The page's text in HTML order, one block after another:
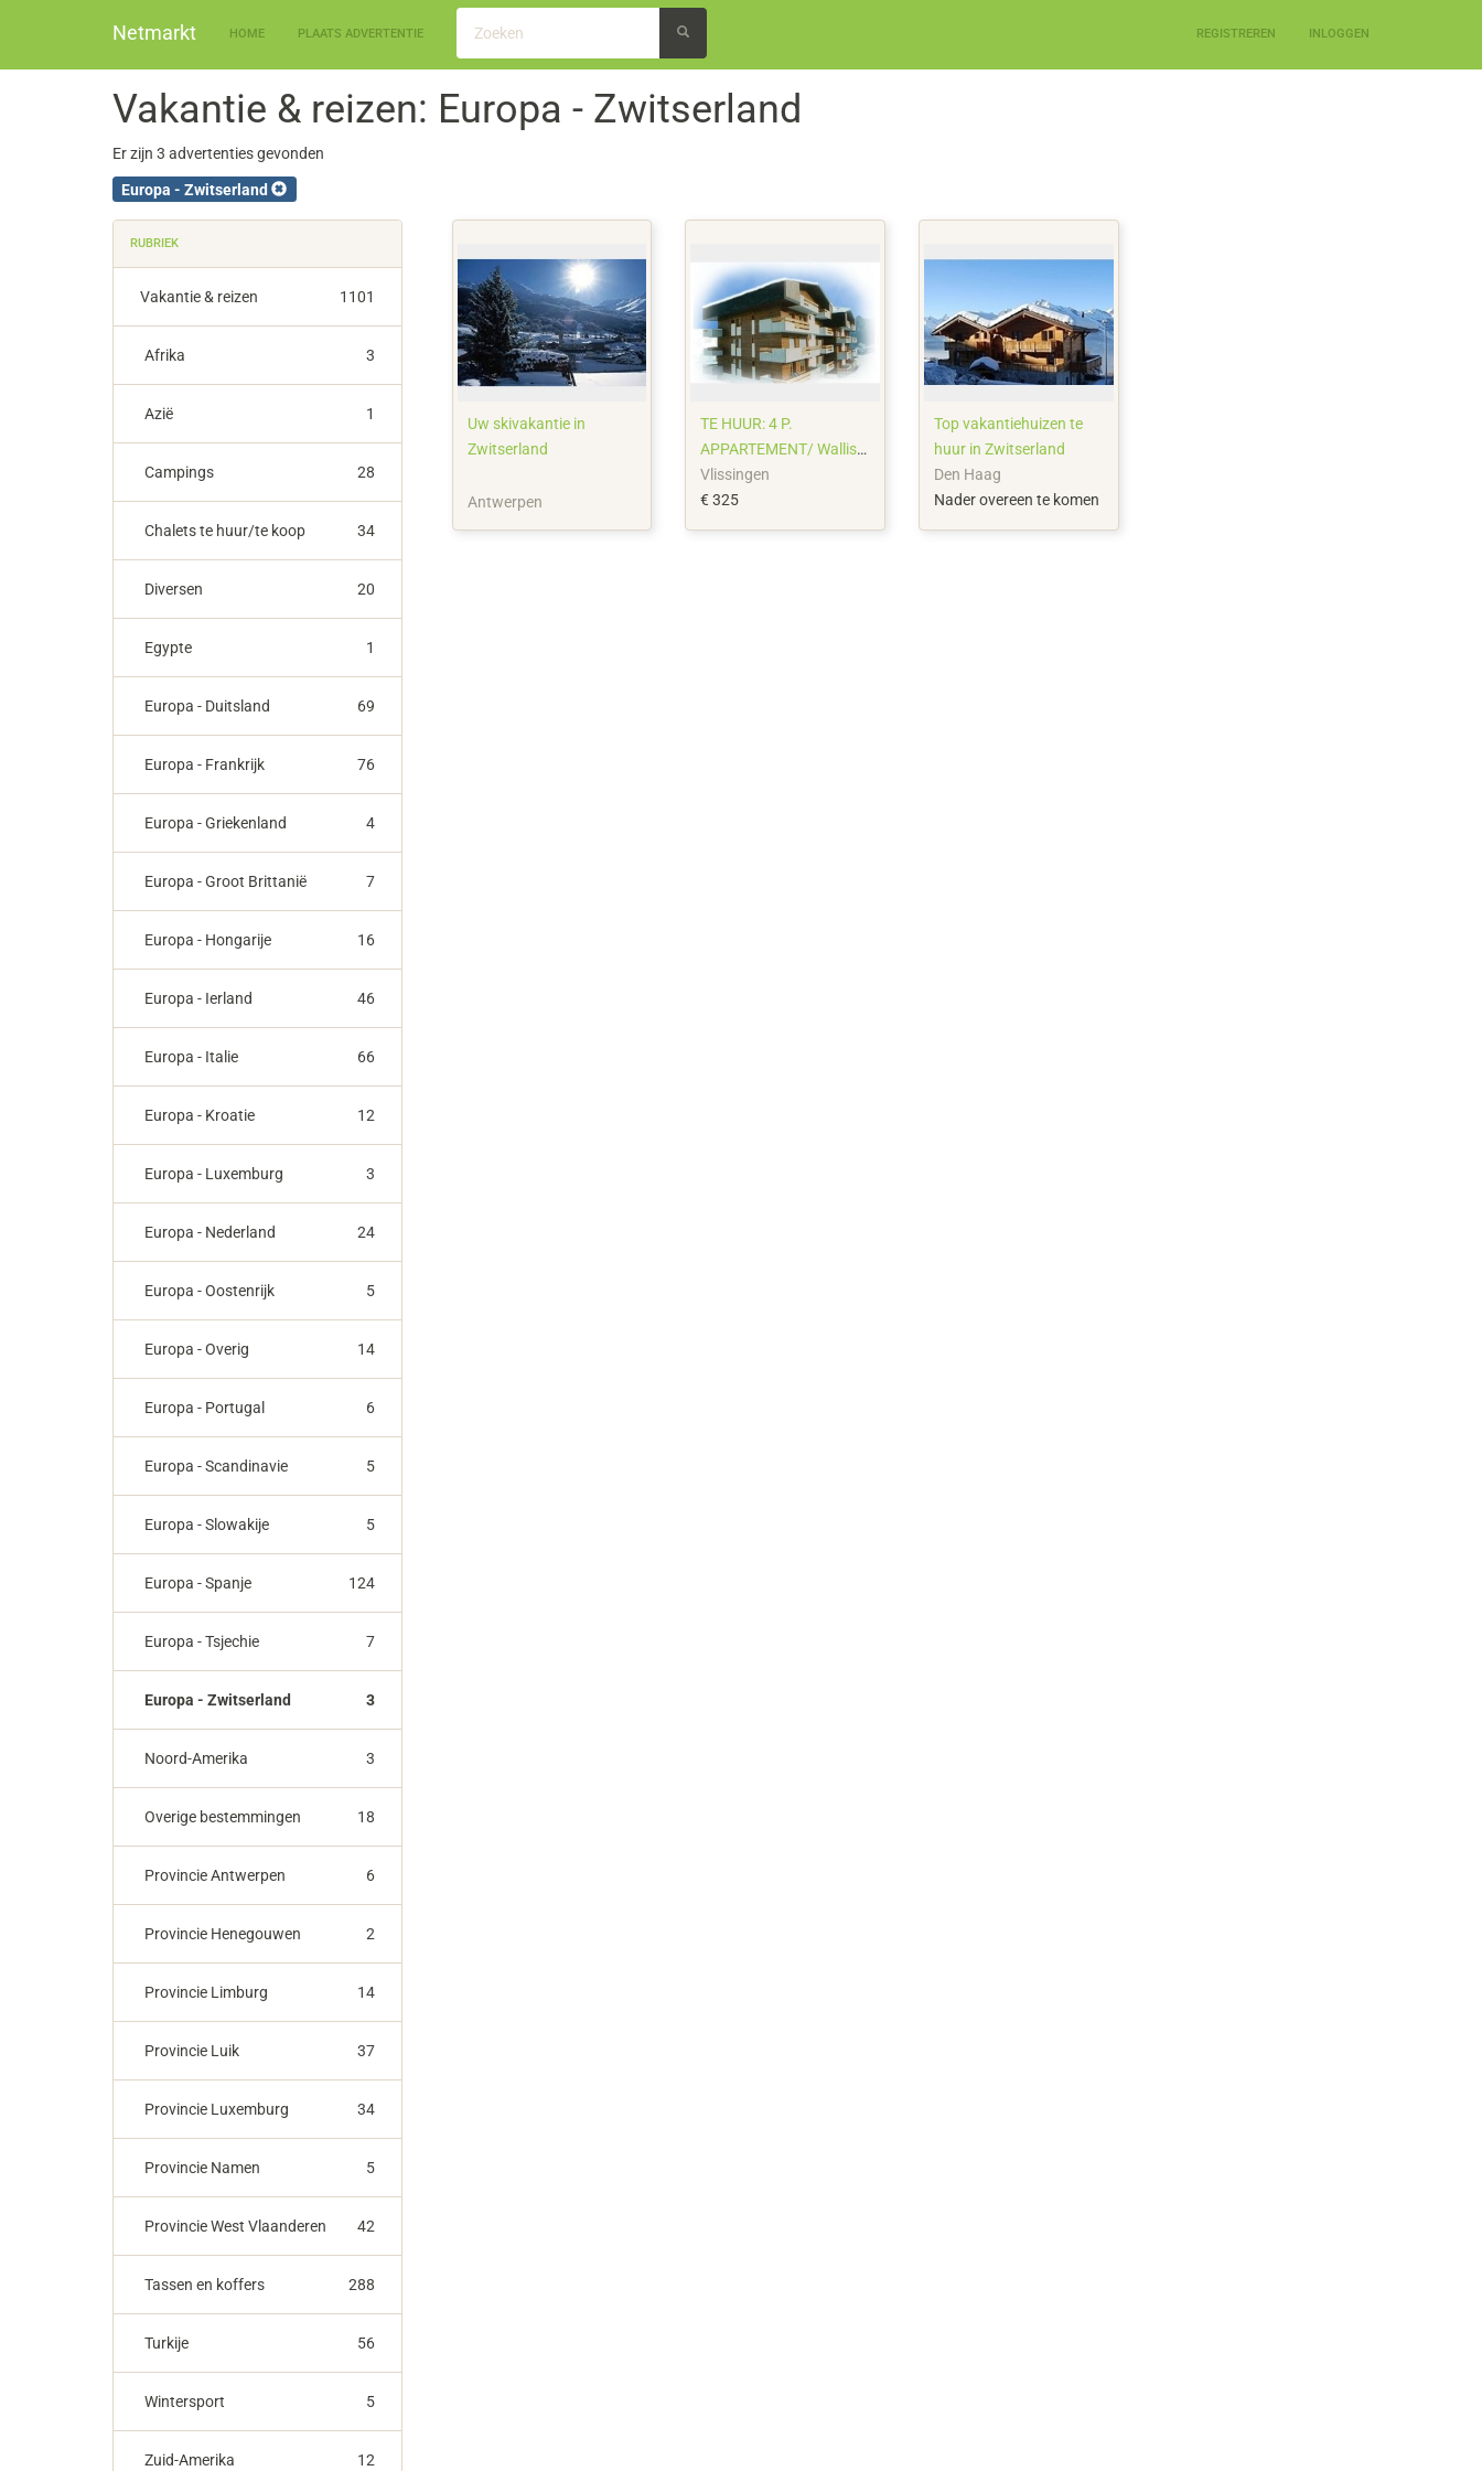
Netmarkt HOME PLAATS ADVERTENTIE REGISTREREN INLOGGEN
Vakantie & reizen: Europa - Zwitserland
Er zijn 3 advertenties gevonden
Europa - Zwitserland
RUBRIEK
Vakantie & reizen 1101
Afrika 3
Azië 1
Campings 28
Chalets te huur/te koop 34
Diversen 20
Egypte 1
Europa - Duitsland 69
Europa - Frankrijk 76
Europa - Griekenland 4
Europa - Groot Brittanië 7
Europa - Hongarije 16
Europa - Ierland 46
Europa - Italie 66
Europa - Kroatie 12
Europa - Luxemburg 3
Europa - Nederland 24
Europa - Oostenrijk 5
Europa - Overig 14
Europa - Portugal 6
Europa - Scandinavie 5
Europa - Slowakije 5
Europa - Spanje 124
Europa - Tsjechie 7
Europa - Zwitserland 3
Noord-Amerika 3
Overige bestemmingen 18
Provincie Antwerpen 6
Provincie Henegouwen 2
Provincie Limburg 14
Provincie Luik 37
Provincie Luxemburg 34
Provincie Namen 5
Provincie West Vlaanderen 42
Tassen en koffers 288
Turkije 56
Wintersport 5
Zuid-Amerika 12
Uw skivakantie in
Zwitserland
Antwerpen
TE HUUR: 4 P.
APPARTEMENT/ Wallis/
La Tzoumaz;
ONTHAASTEN.
Vlissingen
€ 325
Top vakantiehuizen te
huur in Zwitserland
Den Haag
Nader overeen te komen